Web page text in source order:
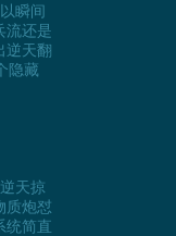
瞬间
流还是
逆天翻
隐藏
天掠
质炮怼
统简直